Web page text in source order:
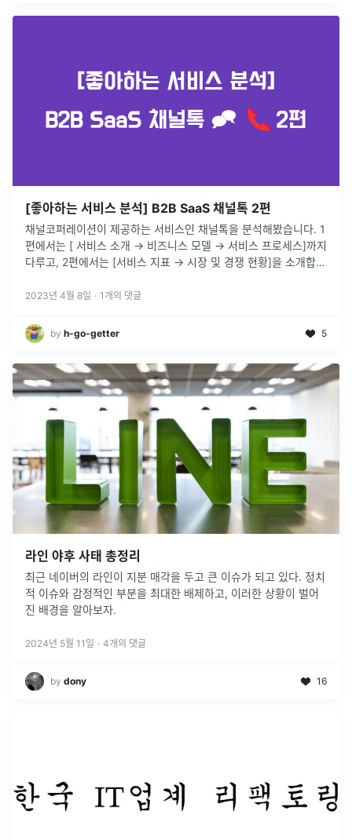
[좋아하는 서비스 분석] B2B SaaS 채널톡 2편
채널코퍼레이션이 제공하는 서비스인 채널톡을 분석해봤습니다. 1
편에서는 [ 서비스 소개 → 비즈니스 모델 → 서비스 프로세스]까지
다루고, 2편에서는 [서비스 지표 → 시장 및 경쟁 현황]을 소개합니
2023년 4월 8일 · 1 개의 댓글
by h-go-getter 5
라인 야후 사태 총정리
최근 네이버의 라인이 지분 매각을 두고 큰 이슈가 되고 있다. 정치
적 이슈와 감정적인 부분을 최대한 배제하고, 이러한 상황이 벌어
진 배경을 알아보자.
2024년 5월 11일 · 4개의 댓글
by dony 16